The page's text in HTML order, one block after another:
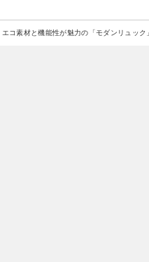
コ素材と機能性が魅力の「モダンリュック